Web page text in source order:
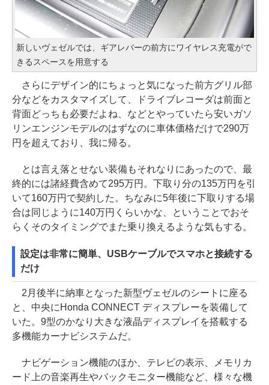
新しいヴェゼルでは、ギアレバーの前方にワイヤレス充電がで
きるスペースを用意する
さらにデザイン的にちょっと気になった前方グリル部
分などをカスタマイズして、ドライブレコーダは前面と
背面どっちも必要だよね、などとやっていたら安いガソ
リンエンジンモデルのはずなのに車体価格だけで290万
円を超えており、我に帰る。
とは言え落とせない装備もそれなりにあったので、最
終的には諸経費含めて295万円。下取り分の135万円を引
いて160万円で契約した。ちなみに5年後に下取りする場
合は同じように140万円くらいかな、ということでおそ
らくそのタイミングでまた乗り換えるような気もする。
設定は非常に簡単、USBケーブルでスマホと接続する
だけ
2月後半に納車となった新型ヴェゼルのシートに座る
と、中央にHonda CONNECT ディスプレーを装備して
いた。9型のかなり大きな液晶ディスプレイを搭載する
多機能カーナビシステムだ。
ナビゲーション機能のほか、テレビの表示、メモリカ
ード上の音楽再生やバックモニター機能など、様々な機